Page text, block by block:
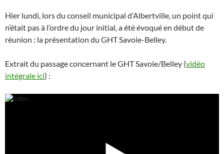
Hier lundi, lors du conseil municipal d’Albertville, un point qui
n’était pas à l’ordre du jour initial, a été évoqué en début de
réunion : la présentation du GHT Savoie-Belley.
Extrait du passage concernant le GHT Savoie/Belley (vidéo
intégrale ici) :